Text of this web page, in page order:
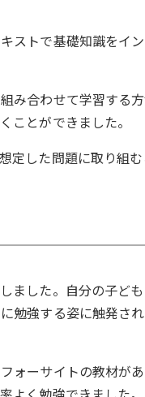
ストで基礎知識をイン
み合わせて学習する
ことができました。
定した問題に取り組
ました。自分の子ど
勉強する姿に触発さ
ォーサイトの教材が